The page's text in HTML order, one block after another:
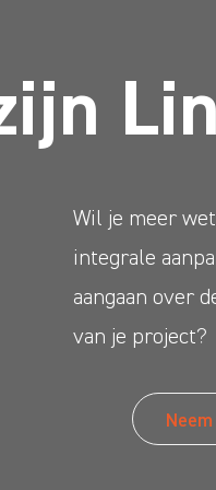
Wil je meer
integrale
aangaan over
van je project?